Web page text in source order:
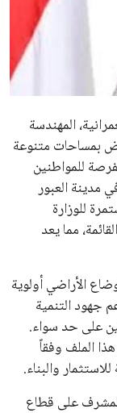
المهندسة
تخصيص 1.187 قطعة أرض بمساحات متنوعة
للمواطنين
مدينة العبور
للوزارة
مما يعد
الأراضي أولوية
جهود التنمية
على حد سواء.
الملف وفقاً
والبناء.
على قطاع